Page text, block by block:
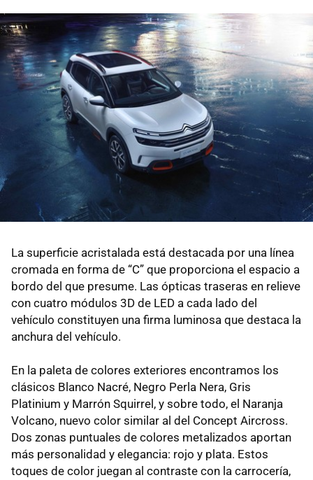
La superficie acristalada está destacada por una línea
cromada en forma de “C” que proporciona el espacio a
bordo del que presume. Las ópticas traseras en relieve
con cuatro módulos 3D de LED a cada lado del
vehículo constituyen una firma luminosa que destaca la
anchura del vehículo.
En la paleta de colores exteriores encontramos los
clásicos Blanco Nacré, Negro Perla Nera, Gris
Platinium y Marrón Squirrel, y sobre todo, el Naranja
Volcano, nuevo color similar al del Concept Aircross.
Dos zonas puntuales de colores metalizados aportan
más personalidad y elegancia: rojo y plata. Estos
toques de color juegan al contraste con la carrocería,